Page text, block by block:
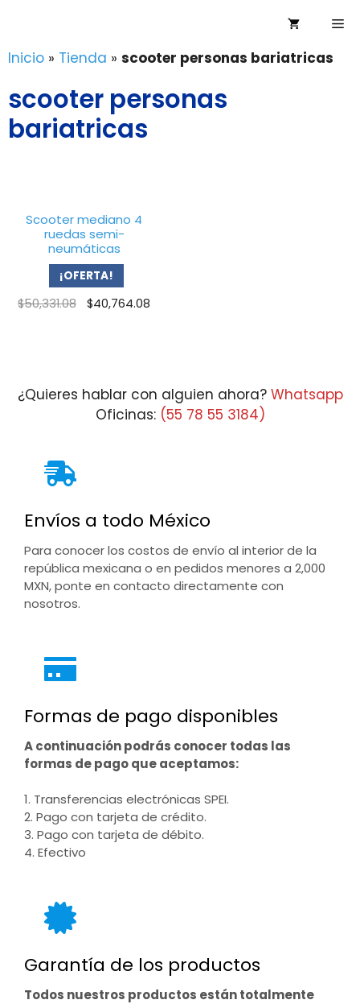
contenido
Inicio » Tienda » scooter personas bariatricas
scooter personas
bariatricas
Scooter mediano 4
ruedas semi-
neumáticas
¡OFERTA!
$50,331.08
Original
$40,764.08
¿Quieres hablar con alguien ahora? Whatsapp
Oficinas: (55 78 55 3184)
Envíos a todo México
Para conocer los costos de envío al interior de la
república mexicana o en pedidos menores a 2,000
MXN, ponte en contacto directamente con
nosotros.
Formas de pago disponibles
A continuación podrás conocer todas las
formas de pago que aceptamos:
1. Transferencias electrónicas SPEI.
2. Pago con tarjeta de crédito.
3. Pago con tarjeta de débito.
4. Efectivo
Garantía de los productos
Todos nuestros productos están totalmente